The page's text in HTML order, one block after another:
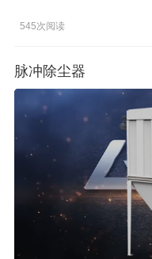
545次阅读
脉冲除尘器